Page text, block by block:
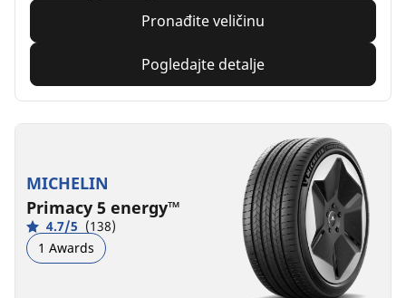
Pronađite veličinu
Pogledajte detalje
MICHELIN
Primacy 5 energy™
4.7/5 (138)
1 Awards